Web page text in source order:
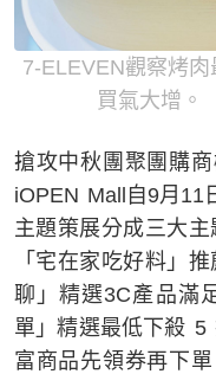
7-ELEVEN觀察烤
買氣大增。
搶攻中秋團聚團購
iOPEN Mall自9月11
主題策展分成三大
「宅在家吃好料」
聊」精選3C產品滿
單」精選最低下殺 5
富商品先領券再下